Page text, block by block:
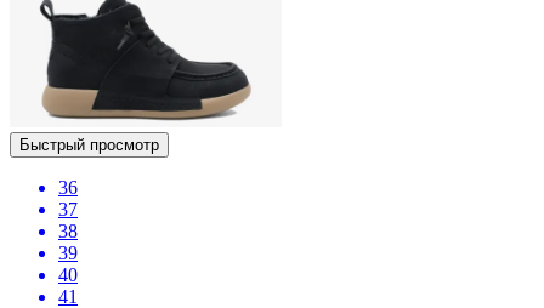
Быстрый просмотр
36
37
38
39
40
41